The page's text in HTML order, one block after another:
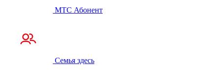
МТС Абонент
Семья здесь